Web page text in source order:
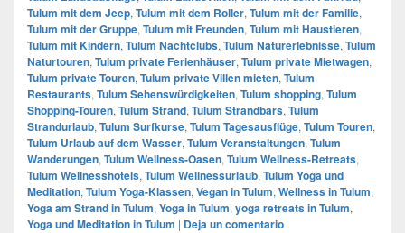
Tulum mit dem Jeep, Tulum mit dem Roller, Tulum mit der Familie,
Tulum mit der Gruppe, Tulum mit Freunden, Tulum mit Haustieren,
Tulum mit Kindern, Tulum Nachtclubs, Tulum Naturerlebnisse, Tulum
Naturtouren, Tulum private Ferienhäuser, Tulum private Mietwagen,
Tulum private Touren, Tulum private Villen mieten, Tulum
Restaurants, Tulum Sehenswürdigkeiten, Tulum shopping, Tulum
Shopping-Touren, Tulum Strand, Tulum Strandbars, Tulum
Strandurlaub, Tulum Surfkurse, Tulum Tagesausflüge, Tulum Touren,
Tulum Urlaub auf dem Wasser, Tulum Veranstaltungen, Tulum
Wanderungen, Tulum Wellness-Oasen, Tulum Wellness-Retreats,
Tulum Wellnesshotels, Tulum Wellnessurlaub, Tulum Yoga und
Meditation, Tulum Yoga-Klassen, Vegan in Tulum, Wellness in Tulum,
Yoga am Strand in Tulum, Yoga in Tulum, yoga retreats in Tulum,
Yoga und Meditation in Tulum | Deja un comentario